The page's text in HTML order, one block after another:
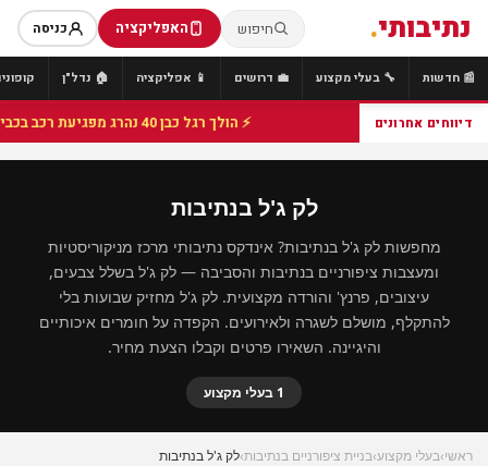
נתיבותי. חיפוש האפליקציה כניסה
📰 חדשות 🔧 בעלי מקצוע 💼 דרושים 📱 אפליקציה 🏠 נדל"ן
דיווחים אחרונים ⚡ הולך רגל כבן 40 נהרג מפגיעת רכב בכביש 25 סמוך לצומת הנשיא, מתנדבי זק"א פועלו בזירה
לק ג'ל בנתיבות
מחפשות לק ג'ל בנתיבות? אינדקס נתיבותי מרכז מניקוריסטיות
ומעצבות ציפורניים בנתיבות והסביבה — לק ג'ל בשלל צבעים,
עיצובים, פרנץ' והורדה מקצועית. לק ג'ל מחזיק שבועות בלי
להתקלף, מושלם לשגרה ולאירועים. הקפדה על חומרים איכותיים
והיגיינה. השאירו פרטים וקבלו הצעת מחיר.
1 בעלי מקצוע
ראשי›בעלי מקצוע›בניית ציפורניים בנתיבות›לק ג'ל בנתיבות